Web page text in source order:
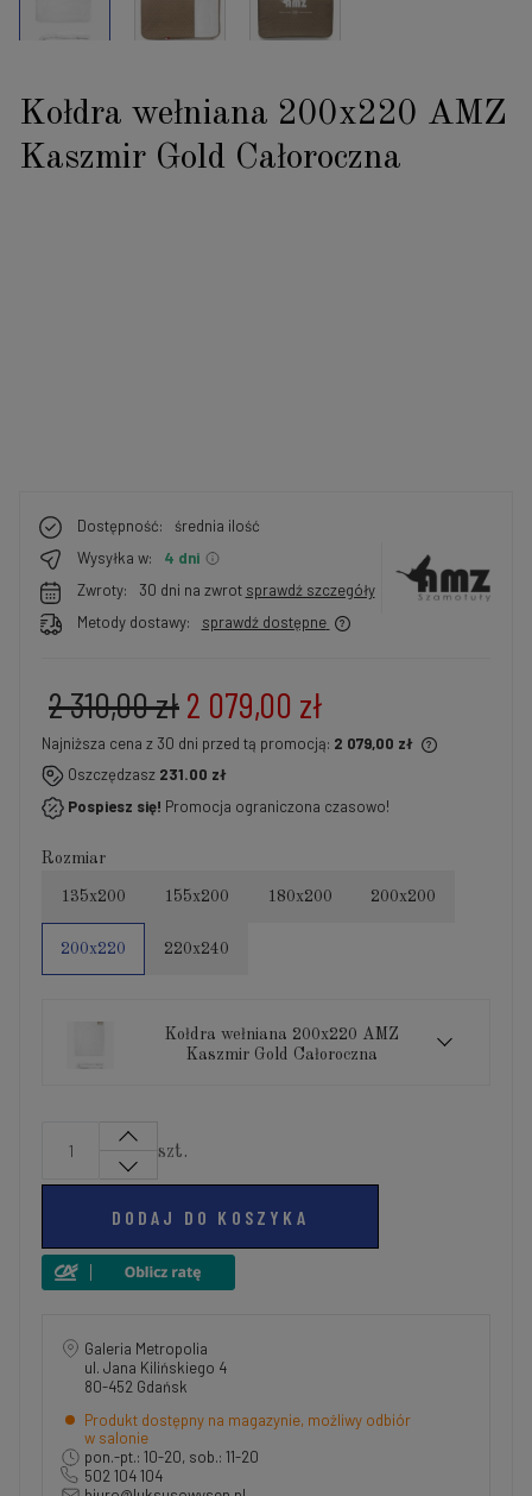
Kołdra wełniana 200x220 AMZ
Kaszmir Gold Całoroczna
Dostępność:
średnia ilość
Wysyłka w:
4 dni
Zwroty:
30 dni na zwrot sprawdź szczegóły
Metody dostawy:
sprawdź dostępne
2 079,00 zł
2 310,00 zł
Najniższa cena z 30 dni przed tą promocją: 2 079,00 zł
Jeżeli produkt jest sprzedawany krócej niż 30 dni,
wyświetlana jest najniższa cena od momentu, kiedy
produkt pojawił się w sprzedaży.
Oszczędzasz 231.00 zł
Pospiesz się! Promocja ograniczona czasowo!
Rozmiar
135x200 155x200 180x200 200x200
200x220 220x240
Kołdra wełniana 200x220 AMZ
Kaszmir Gold Całoroczna
szt.
DODAJ DO KOSZYKA
Galeria Metropolia
ul. Jana Kilińskiego 4
80-452 Gdańsk
Produkt dostępny na magazynie, możliwy odbiór
w salonie
pon.-pt.: 10-20, sob.: 11-20
502 104 104